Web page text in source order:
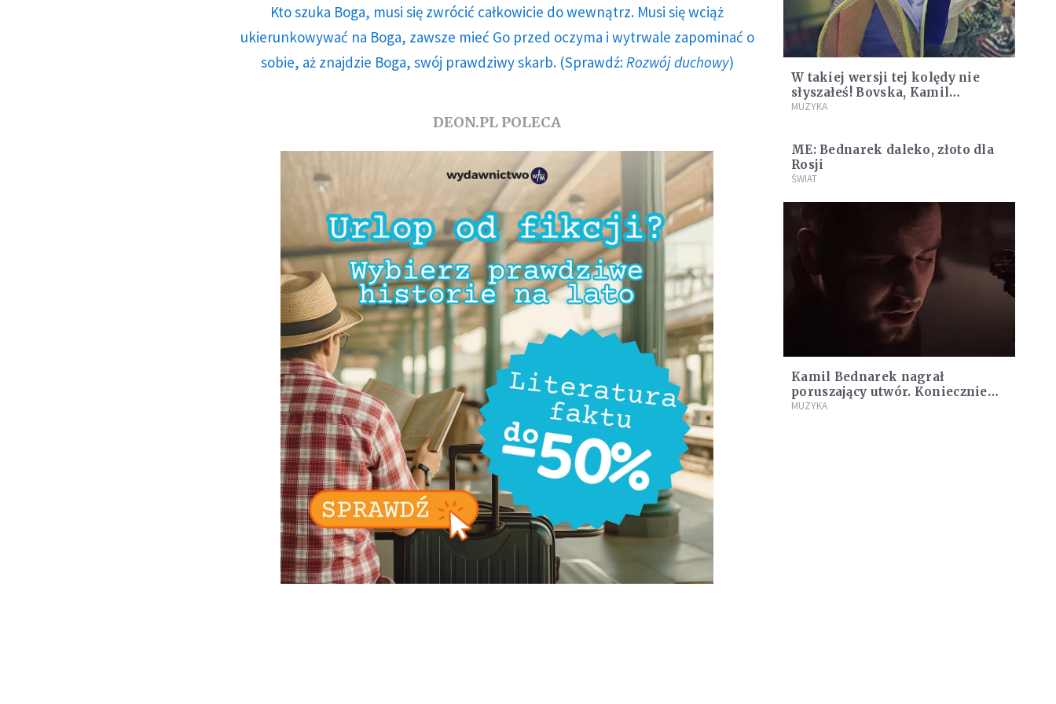
Kto szuka Boga, musi się zwrócić całkowicie do wewnątrz. Musi się wciąż
ukierunkowywać na Boga, zawsze mieć Go przed oczyma i wytrwale zapominać o
sobie, aż znajdzie Boga, swój prawdziwy skarb. (Sprawdź: Rozwój duchowy)
DEON.PL POLECA
W takiej wersji tej kolędy nie
słyszałeś! Bovska, Kamil
Bednarek, Aga Musiał, Dawid
MUZYKA
ME: Bednarek daleko, złoto dla
Rosji
ŚWIAT
Kamil Bednarek nagrał
poruszający utwór. Koniecznie
posłuchajcie go na początku
MUZYKA